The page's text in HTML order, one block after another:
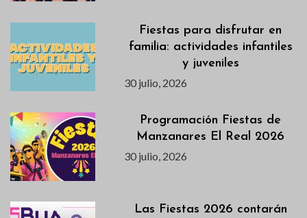
Fiestas para disfrutar en
familia: actividades infantiles
y juveniles
30 julio, 2026
Programación Fiestas de
Manzanares El Real 2026
30 julio, 2026
Las Fiestas 2026 contarán